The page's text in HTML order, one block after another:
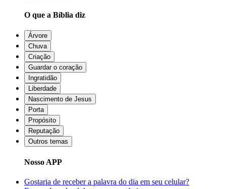
O que a Bíblia diz
Árvore
Chuva
Criação
Guardar o coração
Ingratidão
Liberdade
Nascimento de Jesus
Porta
Propósito
Reputação
Outros temas
Nosso APP
Gostaria de receber a palavra do dia em seu celular?